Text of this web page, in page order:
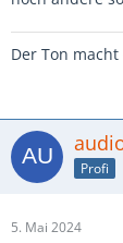
Der Ton
Profi
5. Mai 2024